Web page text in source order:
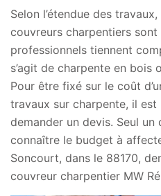
Selon l’étendue des
couvreurs charpentiers
professionnels tiennent
s’agit de charpente en bois
Pour être fixé sur le coût
travaux sur charpente, il est
demander un devis. Seul
connaître le budget à
Soncourt, dans le 88170,
couvreur charpentier MW